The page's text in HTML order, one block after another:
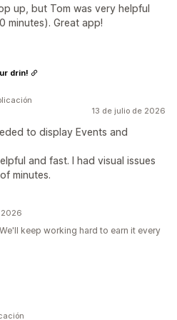
up, but Tom was very helpful
minutes). Great app!
13 de julio de 2026
to display Events and
and fast. I had visual issues
minutes.
drin!
2026
keep working hard to earn it every